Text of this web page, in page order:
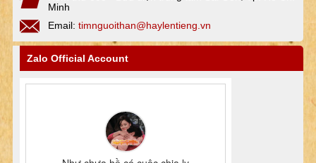
Minh
Email: timnguoithan@haylentieng.vn
Zalo Official Account